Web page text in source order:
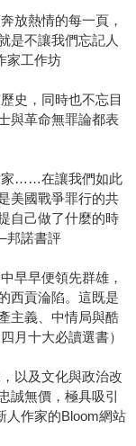
放熱情的每一頁，
是不讓我們忘記人
家工作坊
史，同時也不忘目
與革命無罪論都表
家……在讓我們如此
美國戰爭罪行的共
自己做了什麼的時
邦諾書評
早早便領先群雄，
西貢淪陷。這既是
主義、中情局與酷
月十大必讀選書）
以及文化與政治改
誠無價，極具吸引
人作家的Bloom網站